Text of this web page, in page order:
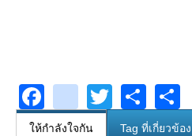
Facebook
youtube
Twitter
Share
ให้กำลังใจกัน Tag ที่เกี่ยวข้อง